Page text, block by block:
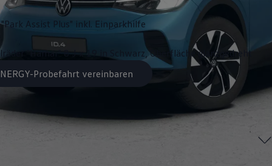
Assist Plus" inkl. Einparkhilfe
"Hamar" 8 J x 19 in Schwarz, Oberfläche glanzgedreht
Probefahrt vereinbaren